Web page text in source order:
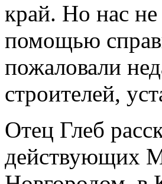
край. Но нас
помощью
пожаловали
строителей,
Отец Глеб
действующих